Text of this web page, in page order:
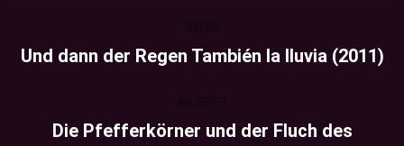
NAVIGATION
Previous
Und dann der Regen También la lluvia (2011)
Die Pfefferkörner und der Fluch des